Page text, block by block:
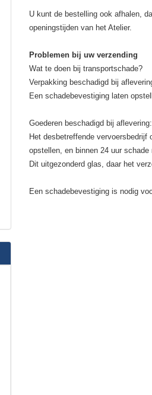
U kunt de bestelling ook afhalen,
openingstijden van het Atelier.
Problemen bij uw verzending
Wat te doen bij transportschade?
Verpakking beschadigd bij
Een schadebevestiging laten
Goederen beschadigd bij aflevering:
Het desbetreffende
opstellen, en binnen 24 uur schade
Dit uitgezonderd glas, daar het
Een schadebevestiging is nodig